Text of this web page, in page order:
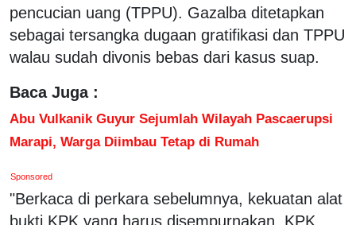
pencucian uang (TPPU). Gazalba ditetapkan
sebagai tersangka dugaan gratifikasi dan TPPU
walau sudah divonis bebas dari kasus suap.
Baca Juga :
Abu Vulkanik Guyur Sejumlah Wilayah Pascaerupsi
Marapi, Warga Diimbau Tetap di Rumah
Sponsored
"Berkaca di perkara sebelumnya, kekuatan alat
bukti KPK yang harus disempurnakan. KPK